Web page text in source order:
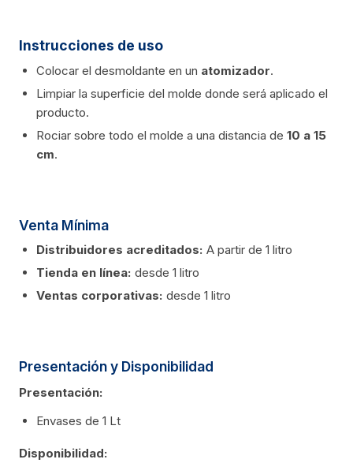
Instrucciones de uso
Colocar el desmoldante en un atomizador.
Limpiar la superficie del molde donde será aplicado el
producto.
Rociar sobre todo el molde a una distancia de 10 a 15
cm.
Venta Mínima
Distribuidores acreditados: A partir de 1 litro
Tienda en línea: desde 1 litro
Ventas corporativas: desde 1 litro
Presentación y Disponibilidad
Presentación:
Envases de 1 Lt
Disponibilidad: